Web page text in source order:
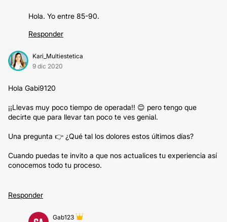
Hola. Yo entre 85-90.
Responder
Kari_Multiestetica
9 dic 2020
Hola Gabi9120
¡¡Llevas muy poco tiempo de operada!! 😊 pero tengo que
decirte que para llevar tan poco te ves genial.
Una pregunta 👉 ¿Qué tal los dolores estos últimos días?
Cuando puedas te invito a que nos actualices tu experiencia así
conocemos todo tu proceso.
Responder
Gab123